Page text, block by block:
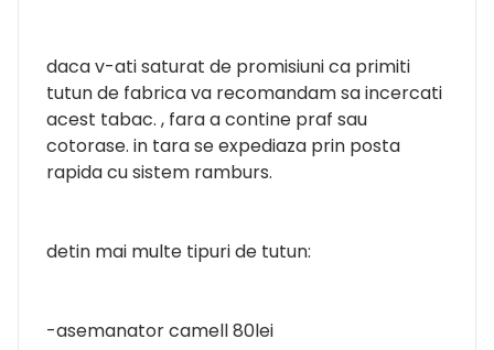
daca v-ati saturat de promisiuni ca primiti
tutun de fabrica va recomandam sa incercati
acest tabac. , fara a contine praf sau
cotorase. in tara se expediaza prin posta
rapida cu sistem ramburs.
detin mai multe tipuri de tutun:
-asemanator camell 80lei